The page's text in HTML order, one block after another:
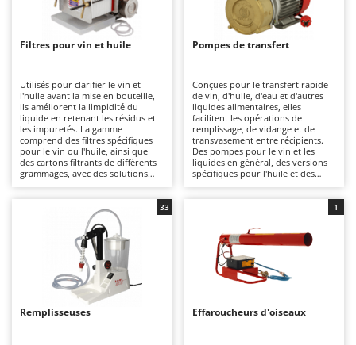
Bennes pour tracteur
Brosses pour sols extérieurs
Broyeurs à axe horizontal pour tracteur
Broyeurs de branches et végétaux
Butteurs pour tracteur
C
Chargeurs de batterie - Démarreurs
Charrues pour tracteur
Chaudrons électriques pour polenta
Cisailles à gazon à batterie
Cisailles taille-haies manuelles
Climatiseurs
Compresseurs d'air électriques
Argo
Ariete
Attila
Ausonia
Awelco
B
Baesso
Barbieri
Batavia
Benassi
Beper
Berkel
Filtres pour vin et huile
Utilisés pour clarifier le vin et
l'huile avant la mise en bouteille,
ils améliorent la limpidité du
liquide en retenant les résidus et
les impuretés. La gamme
comprend des filtres spécifiques
pour le vin ou l'huile, ainsi que
des cartons filtrants de différents
grammages, avec des solutions
Pompes de transfert
Conçues pour le transfert rapide
de vin, d'huile, d'eau et d'autres
liquides alimentaires, elles
facilitent les opérations de
remplissage, de vidange et de
transvasement entre récipients.
Des pompes pour le vin et les
liquides en général, des versions
spécifiques pour l'huile et des
professionnel.
Remplisseuses
33
Effaroucheurs d'oiseaux
1